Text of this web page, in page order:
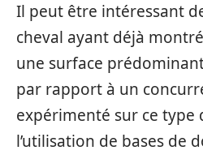
Il peut être intéressant
cheval ayant déjà
une surface
par rapport à un
expérimenté sur ce type
l’utilisation de bases de